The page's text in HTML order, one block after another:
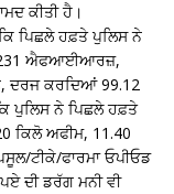
ਕੀਤੀ ਹੈ।
ਪਿਛਲੇ ਹਫ਼ਤੇ ਪੁਲਿਸ ਨੇ
231 ਐਫਆਈਆਰਜ਼,
ਦਰਜ ਕਰਦਿਆਂ 99.12
ਪੁਲਿਸ ਨੇ ਪਿਛਲੇ ਹਫ਼ਤੇ
ਕਿਲੋ ਅਫੀਮ, 11.40
ਟੀਕੇ/ਫਾਰਮਾ ਓਪੀਓਡ
ਦੀ ਡਰੱਗ ਮਨੀ ਵੀ